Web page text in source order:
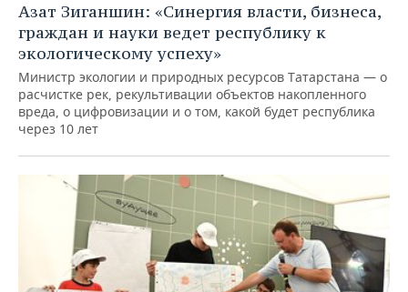
Азат Зиганшин: «Синергия власти, бизнеса,
граждан и науки ведет республику к
экологическому успеху»
Министр экологии и природных ресурсов Татарстана — о
расчистке рек, рекультивации объектов накопленного
вреда, о цифровизации и о том, какой будет республика
через 10 лет